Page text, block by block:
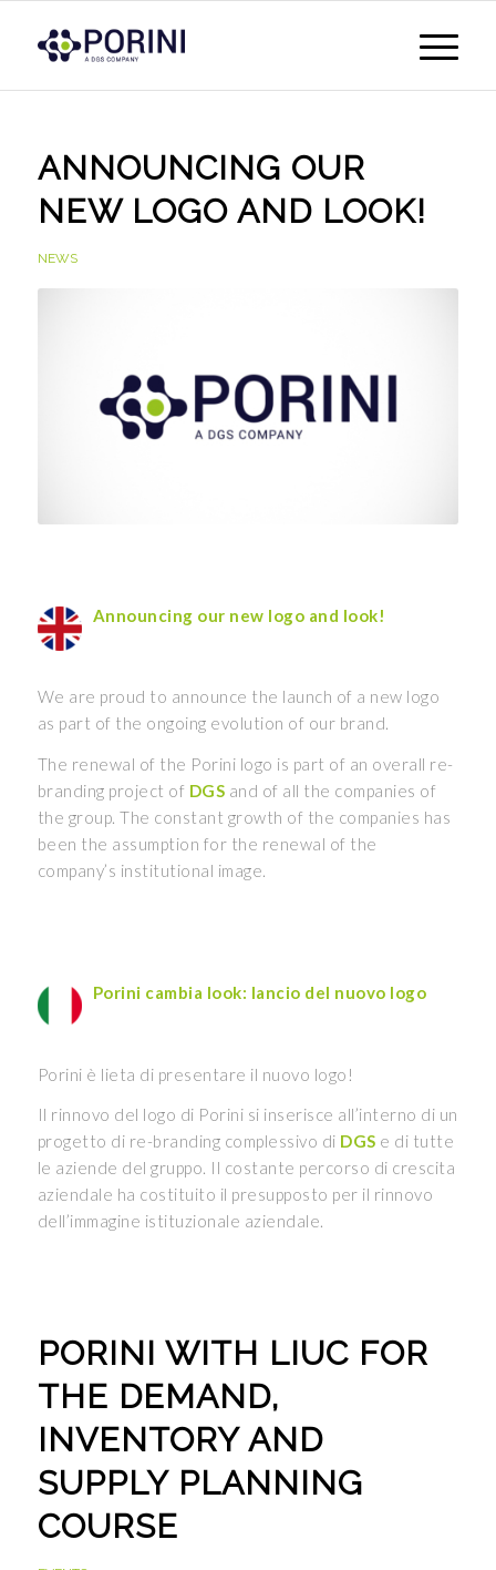
ANNOUNCING OUR
NEW LOGO AND LOOK!
NEWS
Announcing our new logo and look!
We are proud to announce the launch of a new logo
as part of the ongoing evolution of our brand.
The renewal of the Porini logo is part of an overall re-
branding project of DGS and of all the companies of
the group. The constant growth of the companies has
been the assumption for the renewal of the
company’s institutional image.
Porini cambia look: lancio del nuovo logo
Porini è lieta di presentare il nuovo logo!
Il rinnovo del logo di Porini si inserisce all’interno di un
progetto di re-branding complessivo di DGS e di tutte
le aziende del gruppo. Il costante percorso di crescita
aziendale ha costituito il presupposto per il rinnovo
dell’immagine istituzionale aziendale.
PORINI WITH LIUC FOR
THE DEMAND,
INVENTORY AND
SUPPLY PLANNING
COURSE